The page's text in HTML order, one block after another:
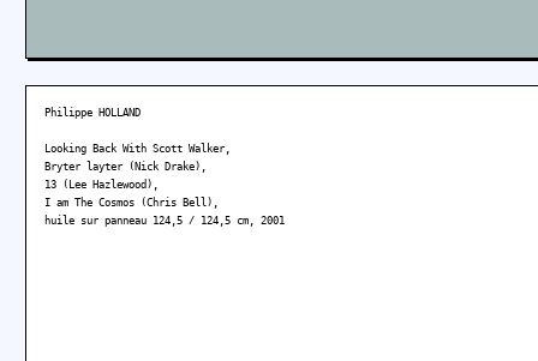
Philippe HOLLAND
Looking Back With Scott Walker,
Bryter layter (Nick Drake),
13 (Lee Hazlewood),
I am The Cosmos (Chris Bell),
huile sur panneau 124,5 / 124,5 cm, 2001